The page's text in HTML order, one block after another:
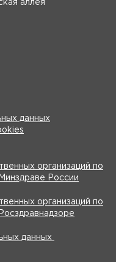
аллея
данных
организаций по
России
организаций по
данных